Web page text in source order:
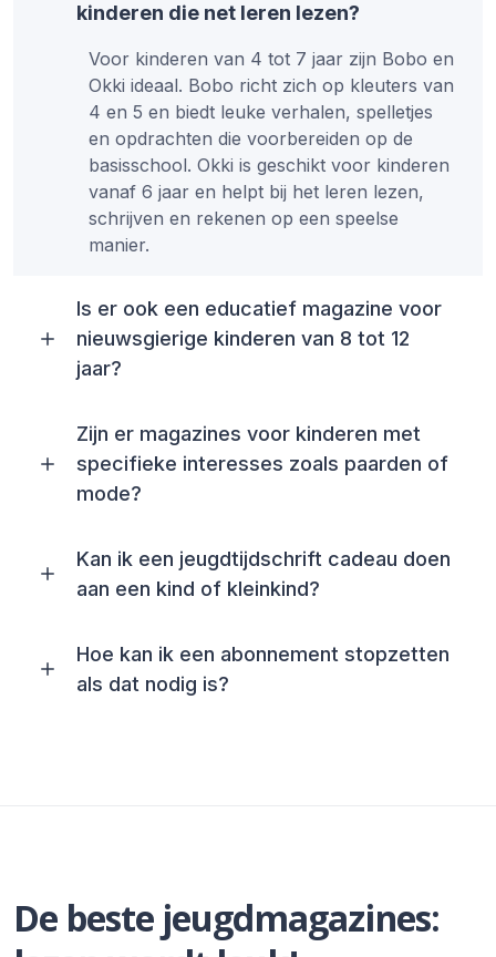
kinderen die net leren lezen?
Voor kinderen van 4 tot 7 jaar zijn Bobo en
Okki ideaal. Bobo richt zich op kleuters van
4 en 5 en biedt leuke verhalen, spelletjes
en opdrachten die voorbereiden op de
basisschool. Okki is geschikt voor kinderen
vanaf 6 jaar en helpt bij het leren lezen,
schrijven en rekenen op een speelse
manier.
Is er ook een educatief magazine voor
nieuwsgierige kinderen van 8 tot 12
jaar?
Zijn er magazines voor kinderen met
specifieke interesses zoals paarden of
mode?
Kan ik een jeugdtijdschrift cadeau doen
aan een kind of kleinkind?
Hoe kan ik een abonnement stopzetten
als dat nodig is?
De beste jeugdmagazines: